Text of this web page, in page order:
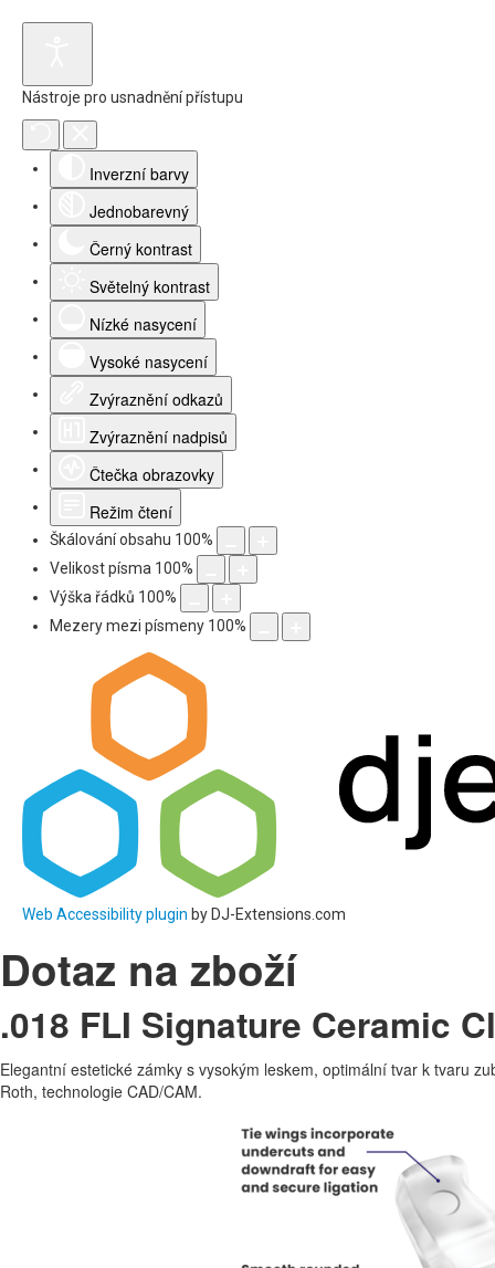
Nástroje pro usnadnění přístupu
Inverzní barvy
Jednobarevný
Černý kontrast
Světelný kontrast
Nízké nasycení
Vysoké nasycení
Zvýraznění odkazů
Zvýraznění nadpisů
Čtečka obrazovky
Režim čtení
Škálování obsahu 100%
Velikost písma 100%
Výška řádků 100%
Mezery mezi písmeny 100%
Web Accessibility plugin by DJ-Extensions.com
Dotaz na zboží
.018 FLI Signature Ceramic
Elegantní estetické zámky s vysokým leskem, optimální tvar k tvaru
Roth, technologie CAD/CAM.